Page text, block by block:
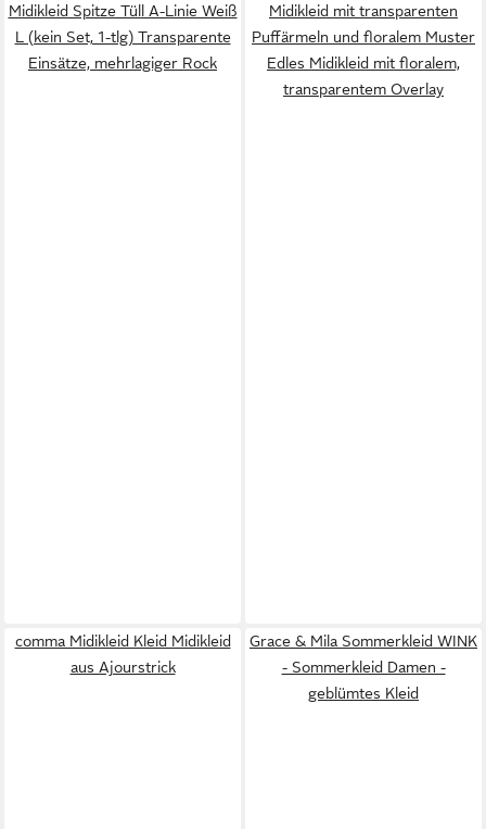
Midikleid Spitze Tüll A-Linie Weiß
L (kein Set, 1-tlg) Transparente
Einsätze, mehrlagiger Rock
Midikleid mit transparenten
Puffärmeln und floralem Muster
Edles Midikleid mit floralem,
transparentem Overlay
comma Midikleid Kleid Midikleid
aus Ajourstrick
Grace & Mila Sommerkleid WINK
- Sommerkleid Damen -
geblümtes Kleid